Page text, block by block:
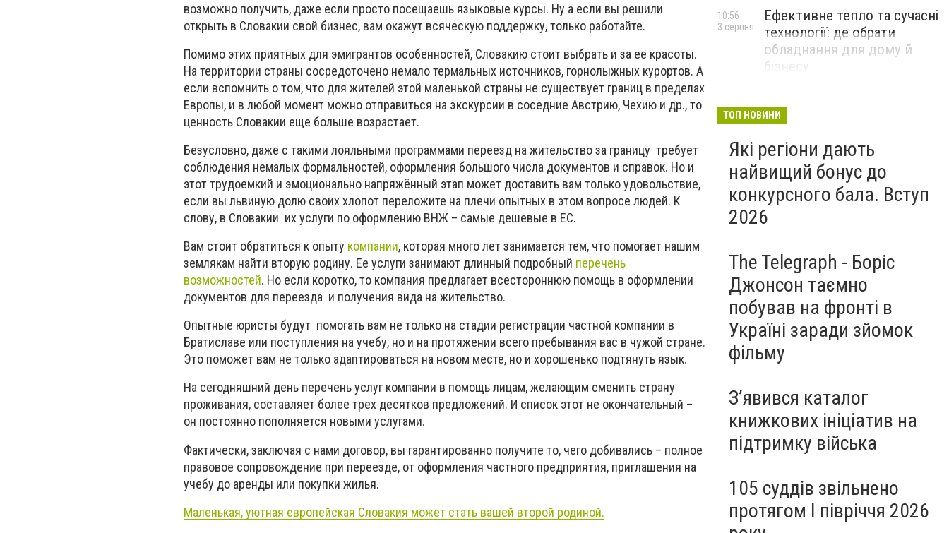
возможно получить, даже если просто посещаешь языковые курсы. Ну а если вы решили
открыть в Словакии свой бизнес, вам окажут всяческую поддержку, только работайте.
Помимо этих приятных для эмигрантов особенностей, Словакию стоит выбрать и за ее красоты.
На территории страны сосредоточено немало термальных источников, горнолыжных курортов. А
если вспомнить о том, что для жителей этой маленькой страны не существует границ в пределах
Европы, и в любой момент можно отправиться на экскурсии в соседние Австрию, Чехию и др., то
ценность Словакии еще больше возрастает.
Безусловно, даже с такими лояльными программами переезд на жительство за границу требует
соблюдения немалых формальностей, оформления большого числа документов и справок. Но и
этот трудоемкий и эмоционально напряжённый этап может доставить вам только удовольствие,
если вы львиную долю своих хлопот переложите на плечи опытных в этом вопросе людей. К
слову, в Словакии их услуги по оформлению ВНЖ – самые дешевые в ЕС.
Вам стоит обратиться к опыту компании, которая много лет занимается тем, что помогает нашим
землякам найти вторую родину. Ее услуги занимают длинный подробный перечень
возможностей. Но если коротко, то компания предлагает всестороннюю помощь в оформлении
документов для переезда и получения вида на жительство.
Опытные юристы будут помогать вам не только на стадии регистрации частной компании в
Братиславе или поступления на учебу, но и на протяжении всего пребывания вас в чужой стране.
Это поможет вам не только адаптироваться на новом месте, но и хорошенько подтянуть язык.
На сегодняшний день перечень услуг компании в помощь лицам, желающим сменить страну
проживания, составляет более трех десятков предложений. И список этот не окончательный –
он постоянно пополняется новыми услугами.
Фактически, заключая с нами договор, вы гарантированно получите то, чего добивались – полное
правовое сопровождение при переезде, от оформления частного предприятия, приглашения на
учебу до аренды или покупки жилья.
Маленькая, уютная европейская Словакия может стать вашей второй родиной.
Ефективне тепло та сучасні
технології: де обрати
обладнання для дому й
бізнесу
10:56
3 серпня
ТОП НОВИНИ
Які регіони дають
найвищий бонус до
конкурсного бала. Вступ
2026
The Telegraph - Боріс
Джонсон таємно
побував на фронті в
Україні заради зйомок
фільму
З’явився каталог
книжкових ініціатив на
підтримку війська
105 суддів звільнено
протягом I півріччя 2026